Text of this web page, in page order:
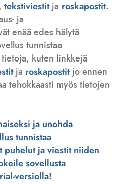
tekstiviestitja roskapostit.
ja
enää edes hälytä
tunnistaa
kuten linkkejä
ja roskapostitjo ennen
tehokkaasti myös tietojen
ja unohda
tunnistaa
puhelut ja viestit niiden
sovellusta
versiolla!